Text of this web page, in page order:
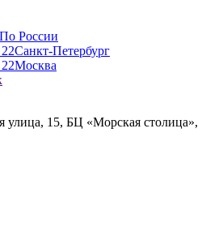
По России
Санкт-Петербург
Москва
улица, 15, БЦ «Морская столица»,